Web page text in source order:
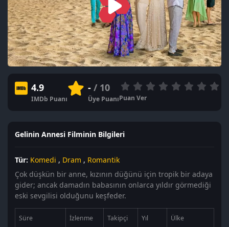
4.9
IMDb Puanı
-/ 10
Üye PuanıPuan Ver
Gelinin Annesi Filminin Bilgileri
Tür: Komedi , Dram , Romantik
Çok düşkün bir anne, kızının düğünü için tropik bir adaya
gider; ancak damadın babasının onlarca yıldır görmediği
eski sevgilisi olduğunu keşfeder.
Süre İzlenme Takipçi Yıl Ülke